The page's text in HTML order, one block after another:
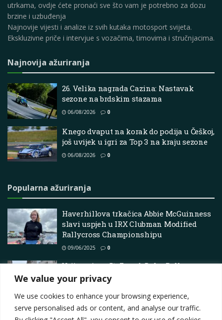
We value your privacy
We use cookies to enhance your browsing experience,
serve personalised ads or content, and analyse our traffic.
utrkama, ovdje ćete pronaći sve što vam je potrebno za dozu
brzine i uzbuđenja
Najnovije vijesti i analize iz svih kutaka motosport svijeta.
Ekskluzivne priče i intervjue s vozačima, timovima i stručnjacima.
Najnovija ažuriranja
26. Velika nagrada Cazina: Nastavak
sezone na brdskim stazama
06/08/2026 0
Knego dvaput na korak do podija u Češkoj,
još uvijek u igri za Top 3 na kraju sezone
06/08/2026 0
Popularna ažuriranja
Haverhillova trkačica Abbie McGuinness
slavi uspjeh u IRX Clubman Modified
Rallycross Championshipu
09/06/2025 0
Vrijeme je za 51. Zagreb Delta Rally
12/06/2025 0